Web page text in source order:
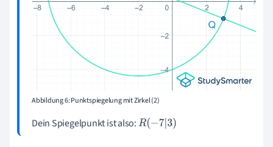
Abbildung 6: Punktspiegelung mit Zirkel (2)
Dein Spiegelpunkt ist also:R(-7|3)